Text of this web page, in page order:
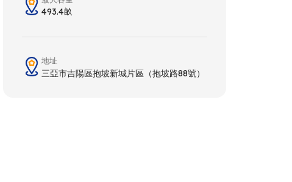
493.4畝
地址
三亞市吉陽區抱坡新城片區（抱坡路88號）